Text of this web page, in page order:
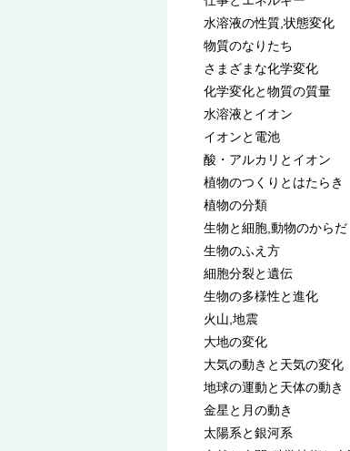
水溶液の性質,状態変化
物質のなりたち
さまざまな化学変化
化学変化と物質の質量
水溶液とイオン
イオンと電池
酸・アルカリとイオン
植物のつくりとはたらき
植物の分類
生物と細胞,動物のからだ
生物のふえ方
細胞分裂と遺伝
生物の多様性と進化
火山,地震
大地の変化
大気の動きと天気の変化
地球の運動と天体の動き
金星と月の動き
太陽系と銀河系